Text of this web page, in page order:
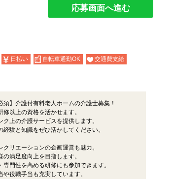
応募画面へ進む
日払い 自転車通勤OK
交通費支給
須】介護付有料老人ホームの介護士募集！
修以上の資格を活かせます。
ク上の介護サービスを提供します。
経験と知識をぜひ活かしてください。
クリエーションの企画運営も魅力。
の満足度向上を目指します。
専門性を高める研修にも参加できます。
や役職手当も充実しています。